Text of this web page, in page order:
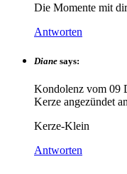
Die Momente mit
Antworten
Diane says:
Kondolenz vom 09
Kerze angezündet
Kerze-Klein
Antworten